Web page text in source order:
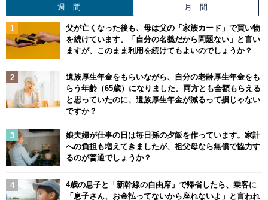
週 間 月 間
父が亡くなった後も、母は父の「家族カード」で買い物
を続けています。「自分の名義だから問題ない」と言い
ますが、このまま利用を続けてもよいのでしょうか？
遺族厚生年金をもらいながら、自分の老齢厚生年金をも
らう年齢（65歳）になりました。両方とも全額もらえる
と思っていたのに、遺族厚生年金が減るって損じゃない
ですか？
娘夫婦が仕事の日は毎日孫の夕飯を作っています。家計
への負担も増えてきましたが、祖父母なら無償で協力す
るのが普通でしょうか？
4歳の息子と「新幹線の自由席」で帰省したら、乗客に
「息子さん、お金払ってないから座れないよ」と言われ